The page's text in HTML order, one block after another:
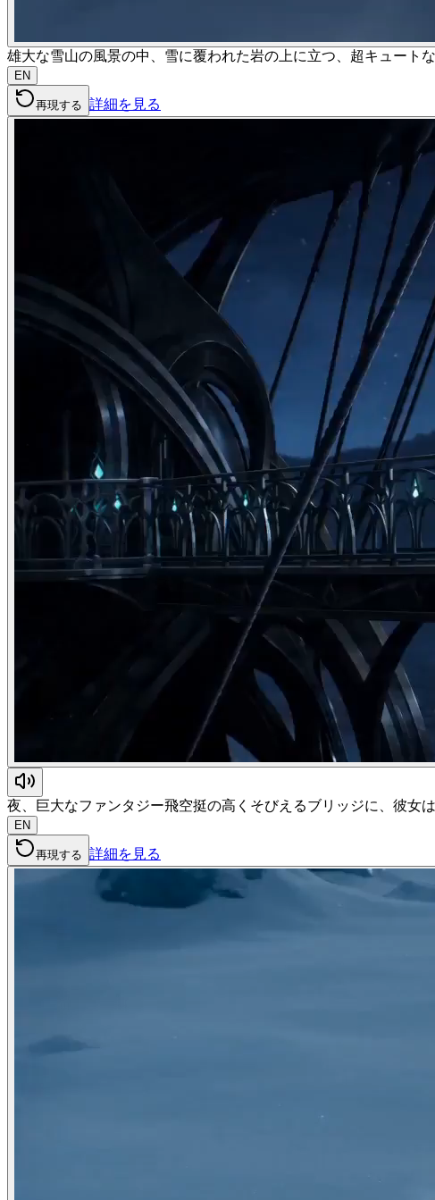
雄大な雪山の風景の中、雪に覆われた岩の上に立つ、超キュー
EN
再現する 詳細を見る
夜、巨大なファンタジー飛空挺の高くそびえるブリッジに、彼
EN
再現する 詳細を見る